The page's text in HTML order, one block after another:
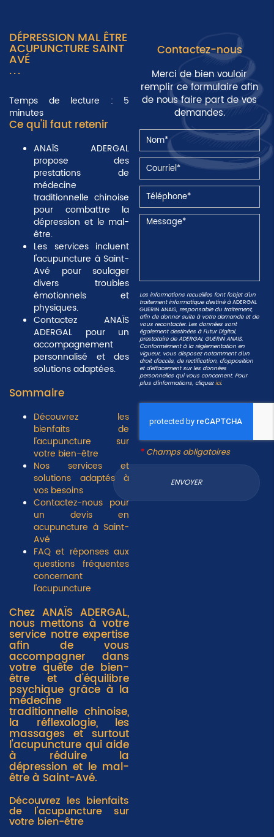
DÉPRESSION MAL ÊTRE
ACUPUNCTURE SAINT
AVÉ
Temps de lecture : 5
minutes
Ce qu'il faut retenir
ANAÏS ADERGAL
propose des
prestations de
médecine
traditionnelle chinoise
pour combattre la
dépression et le mal-
être.
Les services incluent
l'acupuncture à Saint-
Avé pour soulager
divers troubles
émotionnels et
physiques.
Contactez ANAÏS
ADERGAL pour un
accompagnement
personnalisé et des
solutions adaptées.
Sommaire
Découvrez les
bienfaits de
l'acupuncture sur
votre bien-être
Nos services et
solutions adaptés à
vos besoins
Contactez-nous pour
un devis en
acupuncture à Saint-
Avé
FAQ et réponses aux
questions fréquentes
concernant
l'acupuncture
Chez ANAÏS ADERGAL,
nous mettons à votre
service notre expertise
afin de vous
accompagner dans
votre quête de bien-
être et d'équilibre
psychique grâce à la
médecine
traditionnelle chinoise,
la réflexologie, les
massages et surtout
l'acupuncture qui aide
à réduire la
dépression et le mal-
être à Saint-Avé.
Découvrez les bienfaits
de l'acupuncture sur
votre bien-être
Contactez-nous
Merci de bien vouloir
remplir ce formulaire afin
de nous faire part de vos
demandes.
Les informations recueillies font l’objet d’un
traitement informatique destiné àADERGAL
GUERIN ANAIS, responsable du traitement,
afin de donner suite à votre demande et de
vous recontacter. Les données sont
également destinées à Futur Digital,
prestataire de ADERGAL GUERIN ANAIS.
Conformément à la réglementation en
vigueur, vous disposez notamment d'un
droit d'accès, de rectification, d'opposition
et d'effacement sur les données
personnelles qui vous concernent. Pour
plus d’informations, cliquezici.
*Champs obligatoires